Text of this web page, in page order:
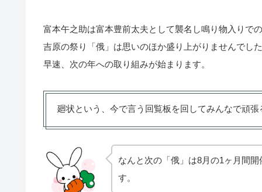
富本午之助は富本豊前太夫として襲名し鳴り物入りで
吉原の祭り「俄」は思いのほか盛り上がりませんでし
早速、次の年への取り組みが始まります。
廻状という、今で言う回覧板を回してみんなで頑張
なんと次の「俄」は8月の1ヶ月間
す。